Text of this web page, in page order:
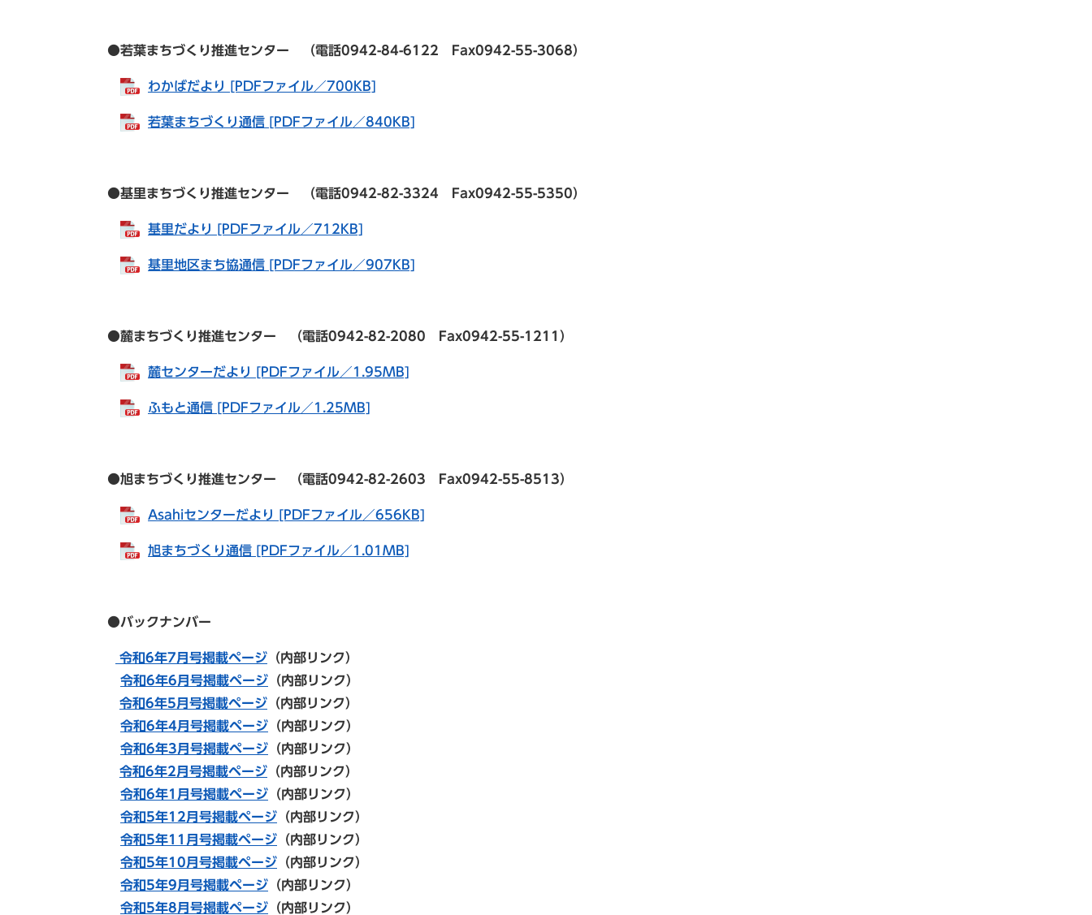
●若葉まちづくり推進センター （電話0942-84-6122 Fax0942-55-3068）
わかばだより [PDFファイル／700KB]
若葉まちづくり通信 [PDFファイル／840KB]
●基里まちづくり推進センター （電話0942-82-3324 Fax0942-55-5350）
基里だより [PDFファイル／712KB]
基里地区まち協通信 [PDFファイル／907KB]
●麓まちづくり推進センター （電話0942-82-2080 Fax0942-55-1211）
麓センターだより [PDFファイル／1.95MB]
ふもと通信 [PDFファイル／1.25MB]
●旭まちづくり推進センター （電話0942-82-2603 Fax0942-55-8513）
Asahiセンターだより [PDFファイル／656KB]
旭まちづくり通信 [PDFファイル／1.01MB]
●バックナンバー
令和6年7月号掲載ページ （内部リンク）
令和6年6月号掲載ページ （内部リンク）
令和6年5月号掲載ページ （内部リンク）
令和6年4月号掲載ページ （内部リンク）
令和6年3月号掲載ページ （内部リンク）
令和6年2月号掲載ページ （内部リンク）
令和6年1月号掲載ページ （内部リンク）
令和5年12月号掲載ページ （内部リンク）
令和5年11 月号掲載ページ （内部リンク）
令和5年10月号掲載ページ （内部リンク）
令和5年9月号掲載ページ （内部リンク）
令和5年8月号掲載ページ （内部リンク）